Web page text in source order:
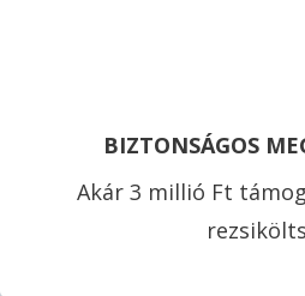
BIZTONSÁGOS
Akár 3 millió Ft